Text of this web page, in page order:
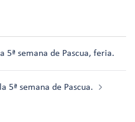
5ª semana de Pascua, feria.
5ª semana de Pascua.